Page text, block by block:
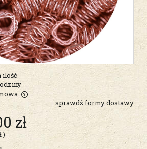
ilość
ewentualnych kosztów płatności
sprawdź formy dostawy
zł
)